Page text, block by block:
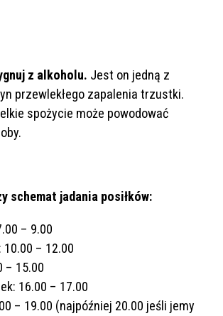
z alkoholu. Jest on jedną z
przewlekłego zapalenia trzustki.
spożycie może powodować
schemat jadania posiłków:
– 9.00
10.00 – 12.00
– 15.00
16.00 – 17.00
– 19.00 (najpóźniej 20.00 jeśli jemy